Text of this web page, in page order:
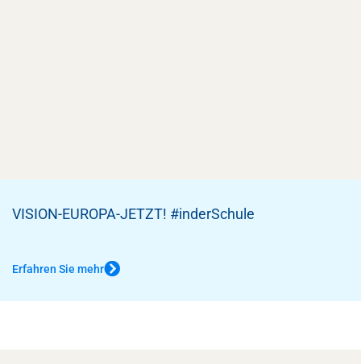
VISION-EUROPA-JETZT! #inderSchule
Erfahren Sie mehr